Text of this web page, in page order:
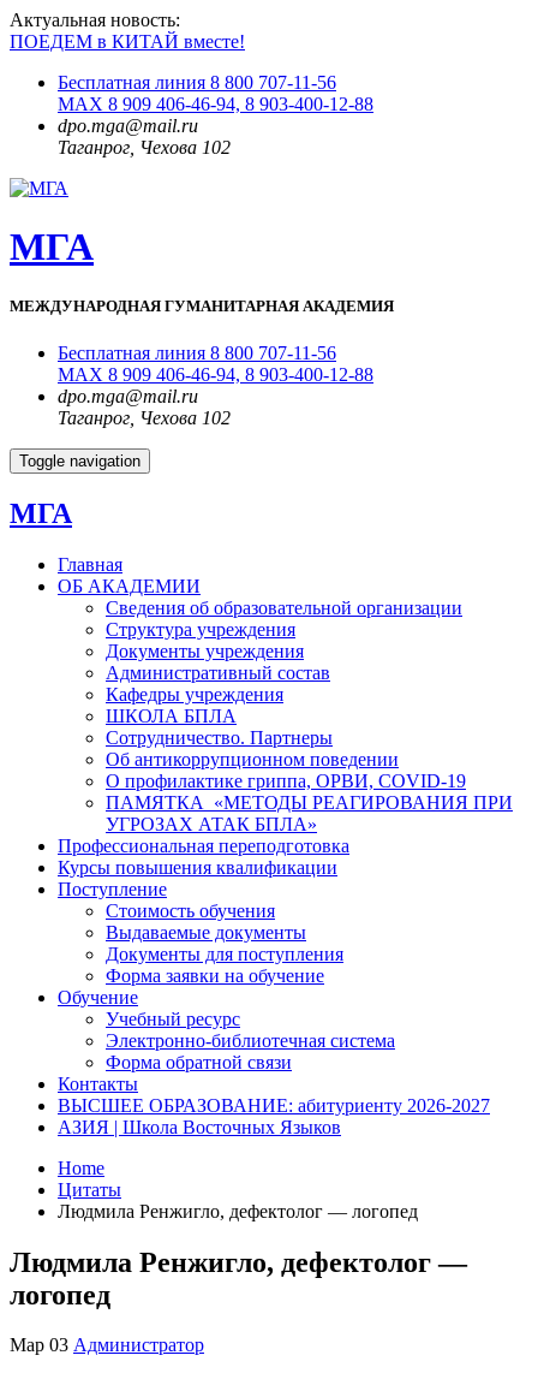
Актуальная новость:
ПОЕДЕМ в КИТАЙ вместе!
Бесплатная линия 8 800 707-11-56
MAX 8 909 406-46-94, 8 903-400-12-88
dpo.mga@mail.ru
Таганрог, Чехова 102
МГА
МЕЖДУНАРОДНАЯ ГУМАНИТАРНАЯ АКАДЕМИЯ
Бесплатная линия 8 800 707-11-56
MAX 8 909 406-46-94, 8 903-400-12-88
dpo.mga@mail.ru
Таганрог, Чехова 102
Toggle navigation
МГА
Главная
ОБ АКАДЕМИИ
Сведения об образовательной организации
Структура учреждения
Документы учреждения
Административный состав
Кафедры учреждения
ШКОЛА БПЛА
Сотрудничество. Партнеры
Об антикоррупционном поведении
О профилактике гриппа, ОРВИ, COVID-19
ПАМЯТКА «МЕТОДЫ РЕАГИРОВАНИЯ ПРИ
УГРОЗАХ АТАК БПЛА»
Профессиональная переподготовка
Курсы повышения квалификации
Поступление
Стоимость обучения
Выдаваемые документы
Документы для поступления
Форма заявки на обучение
Обучение
Учебный ресурс
Электронно-библиотечная система
Форма обратной связи
Контакты
ВЫСШЕЕ ОБРАЗОВАНИЕ: абитуриенту 2026-2027
АЗИЯ | Школа Восточных Языков
Home
Цитаты
Людмила Ренжигло, дефектолог — логопед
Людмила Ренжигло, дефектолог —
логопед
Мар 03 Администратор